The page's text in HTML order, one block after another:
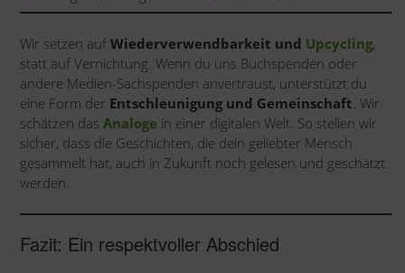
Wir setzen auf Wiederverwendbarkeit und Upcycling,
statt auf Vernichtung. Wenn du uns Buchspenden oder
andere Medien-Sachspenden anvertraust, unterstützt du
eine Form der Entschleunigung und Gemeinschaft. Wir
schätzen das Analoge in einer digitalen Welt. So stellen wir
sicher, dass die Geschichten, die dein geliebter Mensch
gesammelt hat, auch in Zukunft noch gelesen und geschätzt
werden.
Fazit: Ein respektvoller Abschied